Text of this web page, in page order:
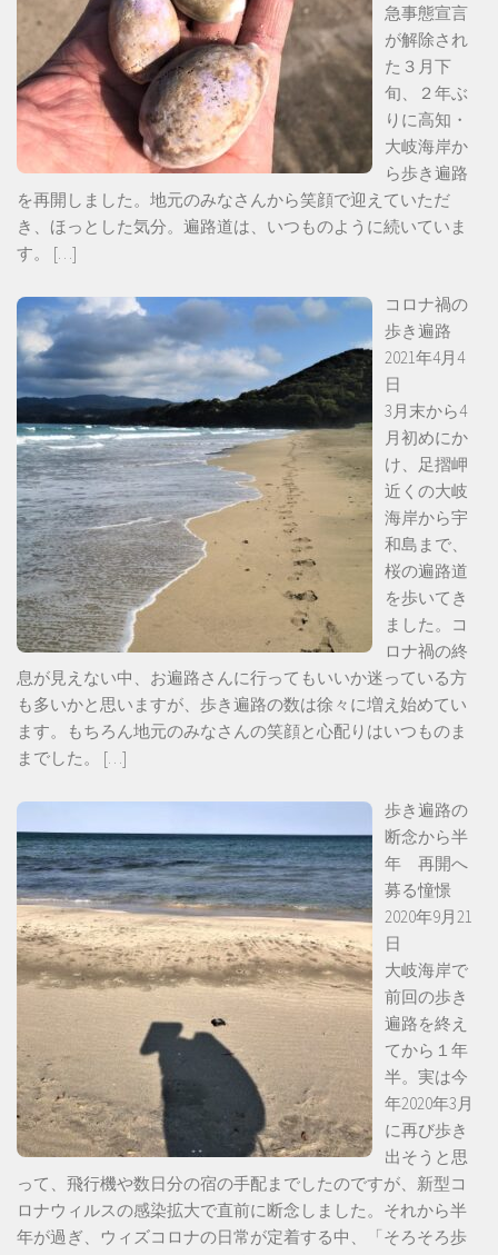
急事態宣言
が解除され
た３月下
旬、２年ぶ
りに高知・
大岐海岸か
ら歩き遍路
を再開しました。地元のみなさんから笑顔で迎えていただ
き、ほっとした気分。遍路道は、いつものように続いていま
す。
[…]
コロナ禍の
歩き遍路
2021年4月4
日
3月末から4
月初めにか
け、足摺岬
近くの大岐
海岸から宇
和島まで、
桜の遍路道
を歩いてき
ました。コ
ロナ禍の終
息が見えない中、お遍路さんに行ってもいいか迷っている方
も多いかと思いますが、歩き遍路の数は徐々に増え始めてい
ます。もちろん地元のみなさんの笑顔と心配りはいつものま
までした。
[…]
歩き遍路の
断念から半
年 再開へ
募る憧憬
2020年9月21
日
大岐海岸で
前回の歩き
遍路を終え
てから１年
半。実は今
年2020年3月
に再び歩き
出そうと思
って、飛行機や数日分の宿の手配までしたのですが、新型コ
ロナウィルスの感染拡大で直前に断念しました。それから半
年が過ぎ、ウィズコロナの日常が定着する中、「そろそろ歩